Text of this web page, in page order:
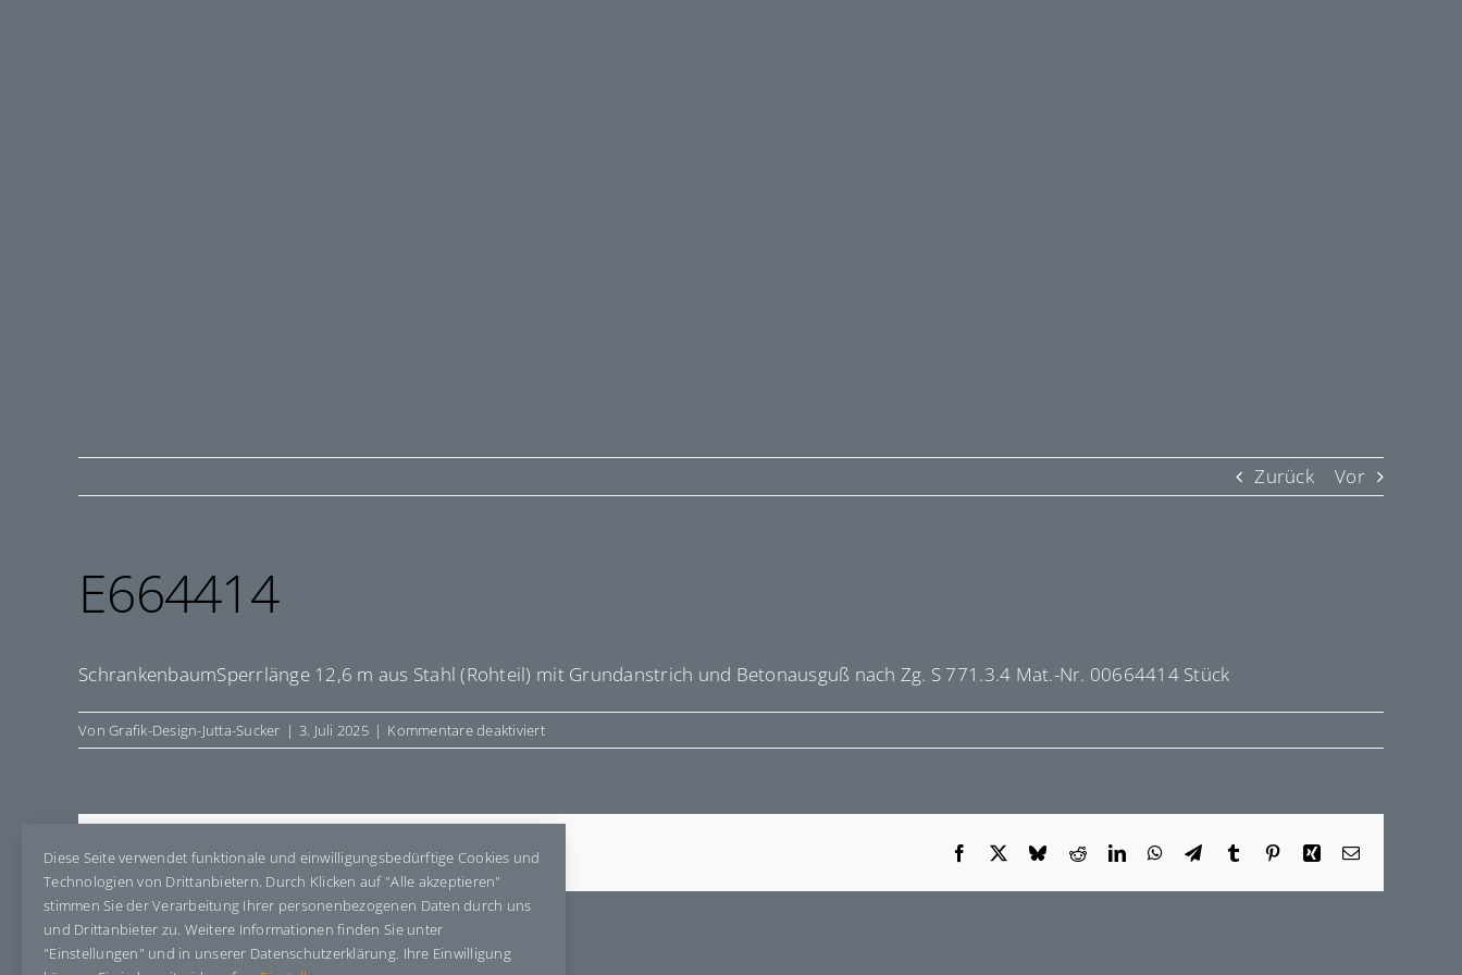
Zurück Vor
E664414
SchrankenbaumSperrlänge 12,6 m aus Stahl (Rohteil) mit Grundanstrich und Betonausguß nach Zg. S 771.3.4 Mat.-Nr. 00664414 Stück
VonGrafik-Design-Jutta-Sucker | 3. Juli 2025 | Kommentare deaktiviertfür
E664414
Share This Story, Choose Your Platform! Facebook BlueskyRedditLinkedInWhatsApp
TelegramTumblr PinterestXing E-
Diese Seite verwendet funktionale und einwilligungsbedürftige Cookies und
Technologien von Drittanbietern. Durch Klicken auf "Alle akzeptieren"
stimmen Sie der Verarbeitung Ihrer personenbezogenen Daten durch uns
und Drittanbieter zu. Weitere Informationen finden Sie unter
"Einstellungen" und in unserer Datenschutzerklärung. Ihre Einwilligung